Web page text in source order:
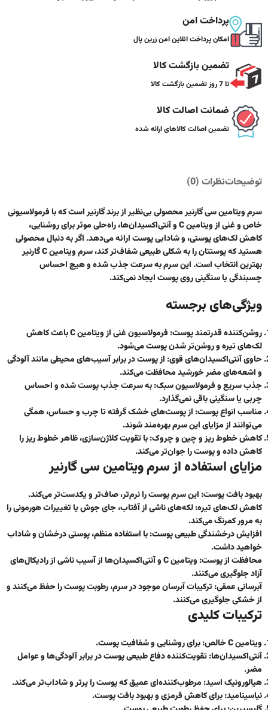
پرداخت امن
امکان پرداخت انلاین امن زرین پال
تضمین بازگشت کالا
تا 7 روز تضمین بازگشت کالا
ضمانت اصالت کالا
تضمین اصالت کالاهای ارائه شده
توضیحاتنظرات (0)
سرم ویتامین سی گارنیر محصولی بی‌نظیر از برند گارنیر است که با فرمولاسیونی
خاص و غنی از ویتامین C و آنتی‌اکسیدان‌ها، راه‌حلی موثر برای روشنایی،
کاهش لک‌های پوستی، و شادابی پوست ارائه می‌دهد. اگر به دنبال محصولی
هستید که پوستتان را به شکلی طبیعی شفاف‌تر کند، سرم ویتامین C گارنیر
بهترین انتخاب است. این سرم به سرعت جذب شده و هیچ احساس
چسبندگی یا سنگینی روی پوست ایجاد نمی‌کند.
ویژگی‌های برجسته
روشن‌کننده قدرتمند پوست:
فرمولاسیون غنی از ویتامین C باعث کاهش
لک‌های تیره و روشن‌تر شدن پوست می‌شود.
حاوی آنتی‌اکسیدان‌های قوی: از پوست در برابر آسیب‌های محیطی مانند آلودگی
و اشعه‌های مضر خورشید محافظت می‌کند.
جذب سریع و فرمولاسیون سبک:به سرعت جذب پوست شده و احساس
چربی یا سنگینی باقی نمی‌گذارد.
مناسب انواع پوست: از پوست‌های خشک گرفته تا چرب و حساس، همگی
می‌توانند از مزایای این سرم بهره‌مند شوند.
کاهش خطوط ریز و چین و چروک:با تقویت کلاژن‌سازی، ظاهر خطوط ریز را
کاهش داده و پوست را جوان‌تر می‌کند.
مزایای استفاده از سرم ویتامین سی گارنیر
بهبود بافت پوست: این سرم پوست را نرم‌تر، صاف‌تر و یکدست‌تر می‌کند.
کاهش لک‌های تیره:لکه‌های ناشی از آفتاب، جای جوش یا تغییرات هورمونی را
به مرور کمرنگ می‌کند.
افزایش درخشندگی طبیعی پوست:با استفاده منظم، پوستی درخشان و شاداب
خواهید داشت.
محافظت از پوست:
ویتامین C و آنتی‌اکسیدان‌ها از آسیب ناشی از رادیکال‌های
آزاد جلوگیری می‌کنند.
آبرسانی عمقی: ترکیبات آبرسان موجود در سرم، رطوبت پوست را حفظ می‌کنند و
از خشکی جلوگیری می‌کنند.
ترکیبات کلیدی
ویتامین C خالص:
برای روشنایی و شفافیت پوست.
آنتی‌اکسیدان‌ها:تقویت‌کننده دفاع طبیعی پوست در برابر آلودگی‌ها و عوامل
مضر.
هیالورونیک اسید:مرطوب‌کننده‌ای عمیق که پوست را پرتر و شاداب‌تر می‌کند.
نیاسینامید:برای کاهش قرمزی و بهبود بافت پوست.